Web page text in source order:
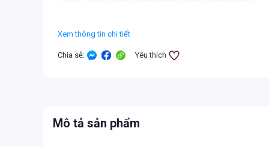
Xem thông tin chi tiết
Chia sẻ: Yêu thích
Mô tả sản phẩm